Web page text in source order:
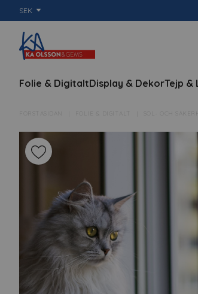
SEK
Folie & DigitaltDisplay & DekorTejp &
FÖRSTASIDAN FOLIE & DIGITALT SOL- OCH